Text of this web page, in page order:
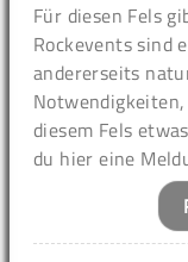
Für diesen Fels
Rockevents sind
andererseits
diesem Fels
du hier eine